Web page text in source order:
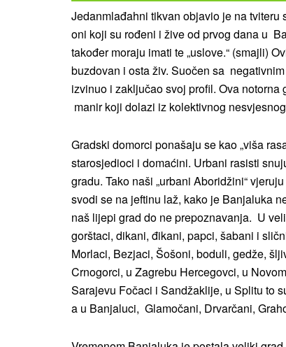
Jedanmlađahni tikvan objavio je na tviteru
oni koji su rođeni i žive od prvog dana u
također moraju imati te „uslove.“ (smajli)
buzdovan i osta živ. Suočen sa
izvinuo i zaključao svoj profil. Ova
manir koji dolazi iz kolektivnog
Gradski domorci ponašaju se kao „viša
starosjedioci i domaćini. Urbani rasisti
gradu. Tako naši „urbani Aboridžini“
svodi se na jeftinu laž, kako je Banjaluka
naš lijepi grad do ne prepoznavanja. U
gorštaci, dikani, đikani, papci, šabani i
Morlaci, Bezjaci, Šošoni, boduli, gedže,
Crnogorci, u Zagrebu Hercegovci, u
Sarajevu Fočaci i Sandžaklije, u Splitu to
a u Banjaluci, Glamočani, Drvarčani,